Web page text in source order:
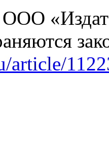
article/